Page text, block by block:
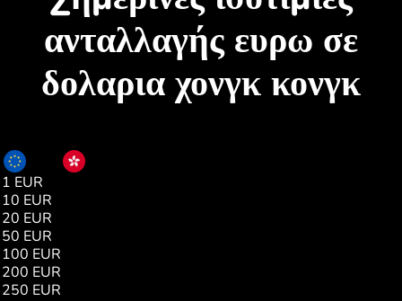
ανταλλαγής ευρω σε
δολαρια χονγκ κονγκ
1 EUR
10 EUR
20 EUR
50 EUR
100 EUR
200 EUR
250 EUR